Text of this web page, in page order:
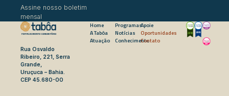
Assine nosso boletim
mensal
Rua Osvaldo
Ribeiro, 221, Serra
Grande,
Uruçuca – Bahia.
CEP 45.680-00
Home
A Tabôa
Atuação
Programas
Notícias
Conhecimento
Apoie
Oportunidades
Contato